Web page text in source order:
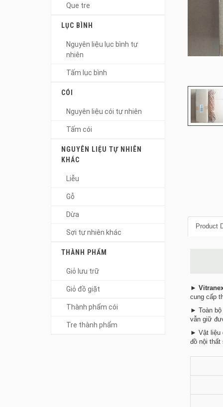
Product
►
cung cấp
► Toàn bộ
vẫn giữ
► Vật liệu
đồ nội thất
Que tre
LỤC BÌNH
Nguyên liệu lục bình tự
nhiên
Tấm lục bình
CÓI
Nguyên liệu cói tự nhiên
Tấm cói
NGUYÊN LIỆU TỰ NHIÊN
KHÁC
Liễu
Gỗ
Dừa
Sợi tự nhiên khác
THÀNH PHẨM
Giỏ lưu trữ
Giỏ đồ giặt
Thành phẩm cói
Tre thành phẩm